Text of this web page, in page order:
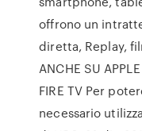
offrono un
diretta, Replay,
ANCHE SU
FIRE TV Per
necessario